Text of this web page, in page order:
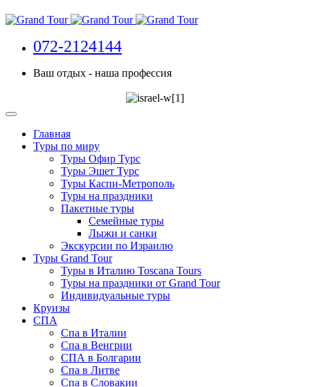
072-2124144
Ваш отдых - наша профессия
Главная
Туры по миру
Туры Офир Турс
Туры Эшет Турс
Туры Каспи-Метрополь
Туры на праздники
Пакетные туры
Семейные туры
Лыжи и санки
Экскурсии по Израилю
Туры Grand Tour
Туры в Италию Toscana Tours
Туры на праздники от Grand Tour
Индивидуальные туры
Круизы
СПА
Спа в Италии
Спа в Венгрии
СПА в Болгарии
Спа в Литве
Спа в Словакии